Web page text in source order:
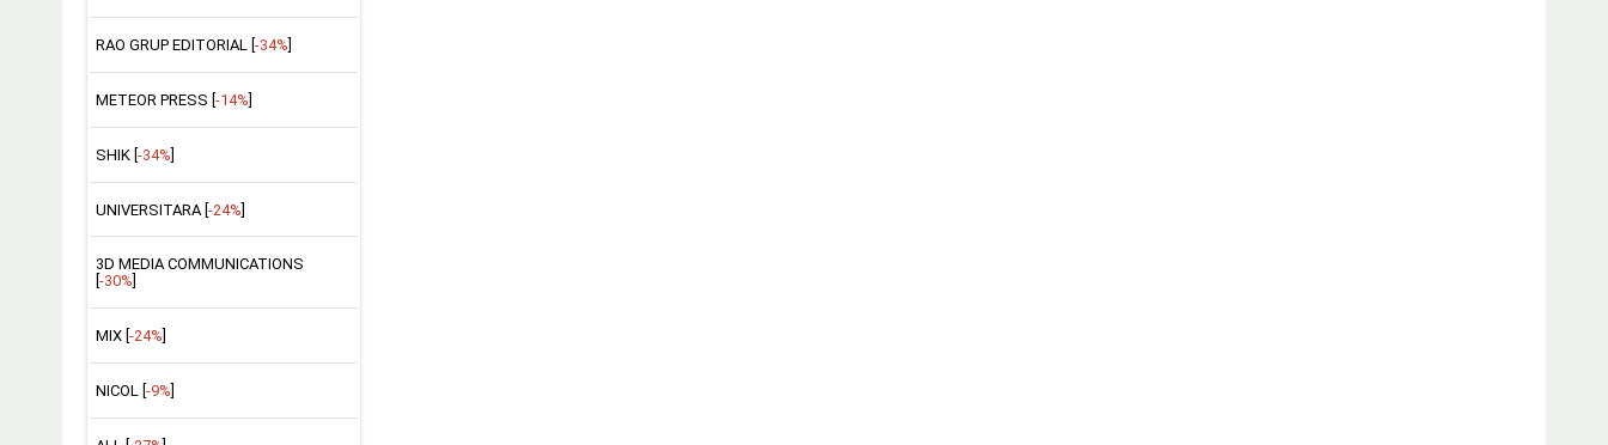
RAO GRUP EDITORIAL [ -34%
METEOR PRESS [ -14%
SHIK [-34%]
UNIVERSITARA [-24%]
3D MEDIA COMMUNICATIONS
-30%
MIX [ -24%
NICOL [ -9%